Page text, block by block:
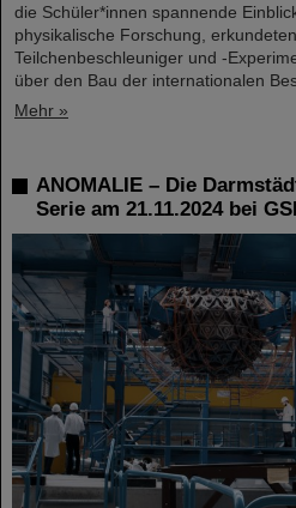
die Schüler*innen spannende
physikalische Forschung,
Teilchenbeschleuniger und -
über den Bau der internationalen
Mehr »
ANOMALIE – Die
Serie am 21.11.2024 bei